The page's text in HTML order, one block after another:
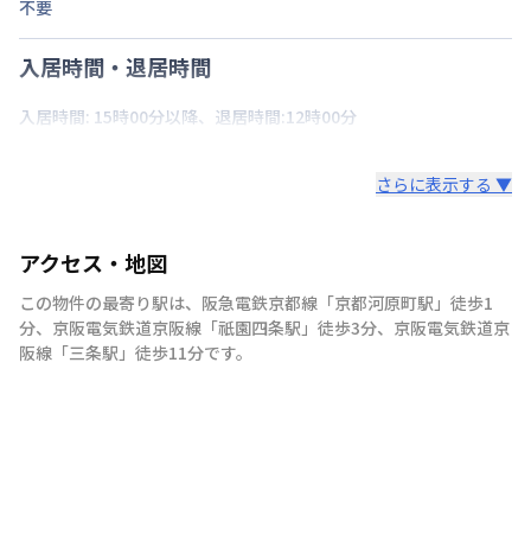
不要
入居時間・退居時間
入居時間: 15時00分以降、退居時間:12時00分
さらに表示する ▼
アクセス・地図
この物件の最寄り駅は、 阪急電鉄京都線 「京都河原町駅 」 徒歩1
分、 京阪電気鉄道京阪線 「祇園四条駅 」 徒歩3分、 京阪電気鉄道京
阪線 「三条駅 」 徒歩11分です。